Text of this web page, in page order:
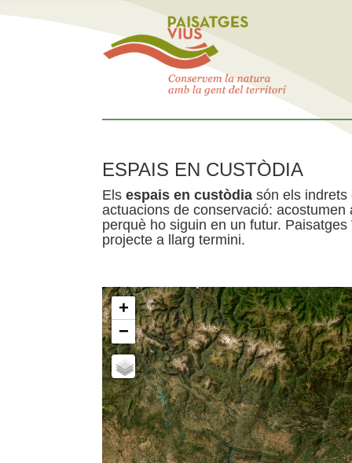
ESPAIS EN CUSTÒDIA
Els espais en custòdia són els indrets
actuacions de conservació:
perquè ho siguin en un futur.
projecte a llarg termini.
+
−